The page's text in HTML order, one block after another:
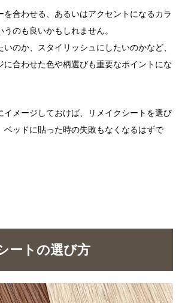
を合わせる、あるいはアクセントになるカラ
のも良いかもしれません。
のか、スタイリッシュにしたいのかなど、
に合わせた色や柄選びも重要なポイントにな
イメージしておけば、リメイクシートを選び
ベッドに貼った時の失敗もなくなるはずで
ートの選び方